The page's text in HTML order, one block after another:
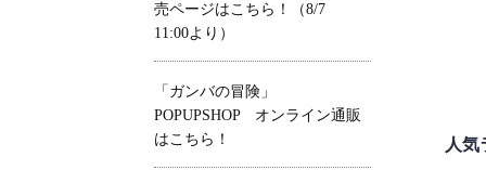
人気
売ページはこちら！（8/7
11:00より）
「ガンバの冒険」
POPUPSHOP オンライン通販
はこちら！